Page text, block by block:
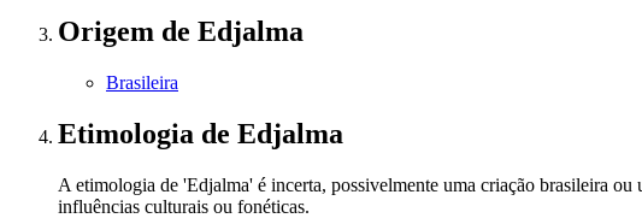
Origem de Edjalma
Brasileira
Etimologia de Edjalma
A etimologia de 'Edjalma' é incerta, possivelmente uma criação brasileira
influências culturais ou fonéticas.